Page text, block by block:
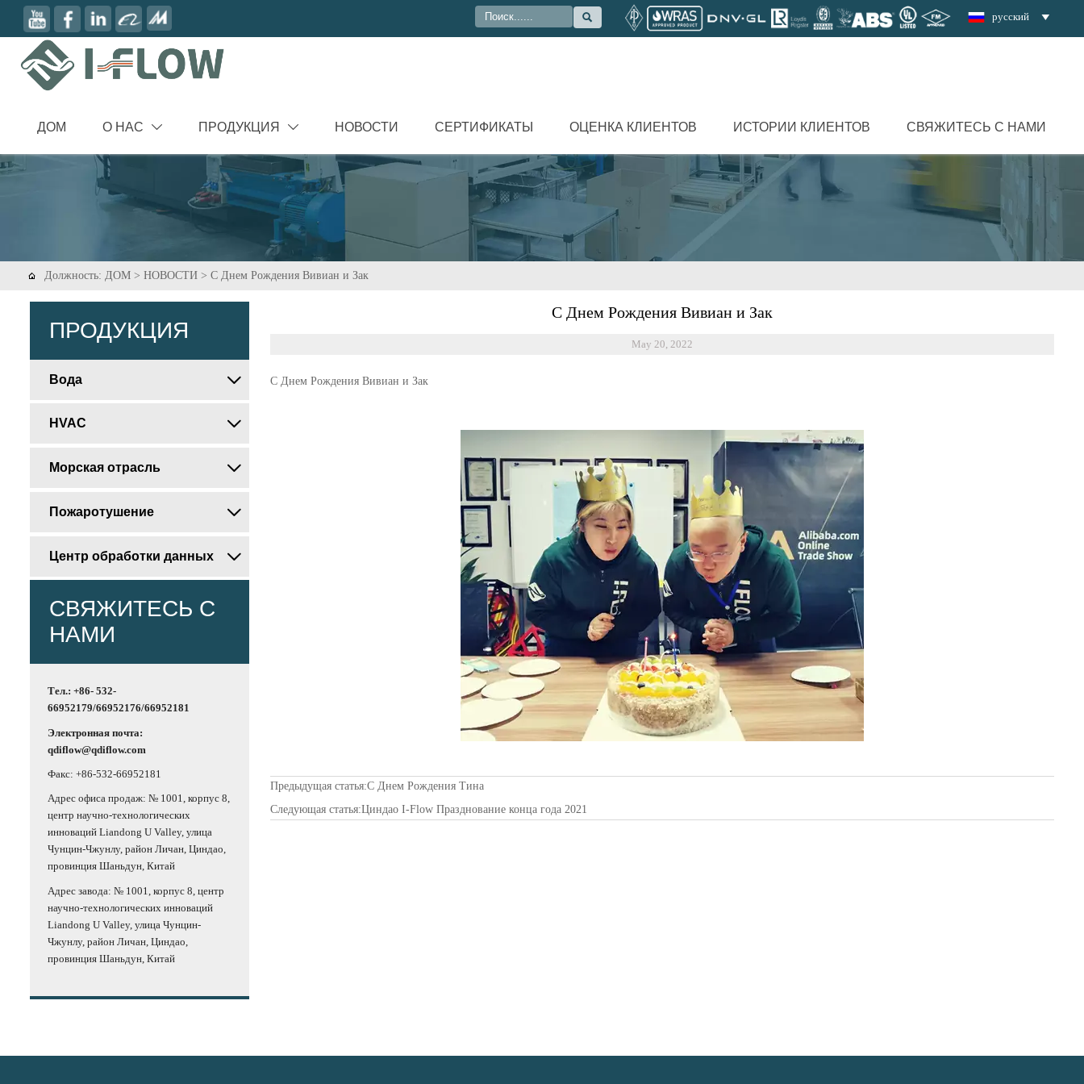
 русский 
ДОМ О НАС  ПРОДУКЦИЯ  НОВОСТИ СЕРТИФИКАТЫ ОЦЕНКА КЛИЕНТОВ ИСТОРИИ КЛИЕНТОВ СВЯЖИТЕСЬ С НАМИ
 Должность:ДОМ >НОВОСТИ >С Днем Рождения Вивиан и Зак
ПРОДУКЦИЯ
Вода 
HVAC 
Морская отрасль 
Пожаротушение 
Центр обработки данных 
СВЯЖИТЕСЬ С
НАМИ
Тел.: +86- 532-
66952179/66952176/66952181
Электронная почта:
qdiflow@qdiflow.com
Факс: +86-532-66952181
Адрес офиса продаж: № 1001, корпус 8,
центр научно-технологических
инноваций Liandong U Valley, улица
Чунцин-Чжунлу, район Личан, Циндао,
провинция Шаньдун, Китай
Адрес завода: № 1001, корпус 8, центр
научно-технологических инноваций
Liandong U Valley, улица Чунцин-
Чжунлу, район Личан, Циндао,
провинция Шаньдун, Китай
С Днем Рождения Вивиан и Зак
May 20, 2022
С Днем Рождения Вивиан и Зак
Предыдущая статья:С Днем Рождения Тина
Следующая статья:Циндао I-Flow Празднование конца года 2021